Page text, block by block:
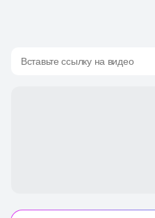
Вставьте ссылку на видео